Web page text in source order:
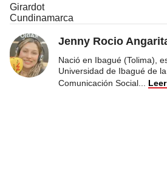
Girardot
Cundinamarca
Jenny Rocio
Nació en Ibagué (Tolima),
Universidad de Ibagué de
Comunicación Social